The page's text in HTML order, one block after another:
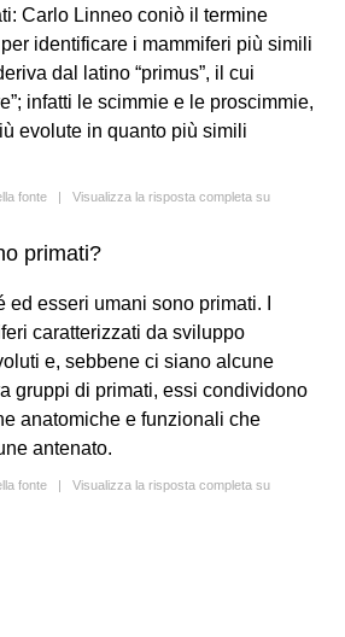
Carlo Linneo coniò il termine
identificare i mammiferi più simili
dal latino “primus”, il cui
infatti le scimmie e le proscimmie,
evolute in quanto più simili
fonte | Visualizza la risposta completa su
primati?
esseri umani sono primati. I
caratterizzati da sviluppo
e, sebbene ci siano alcune
gruppi di primati, essi condividono
anatomiche e funzionali che
antenato.
fonte | Visualizza la risposta completa su